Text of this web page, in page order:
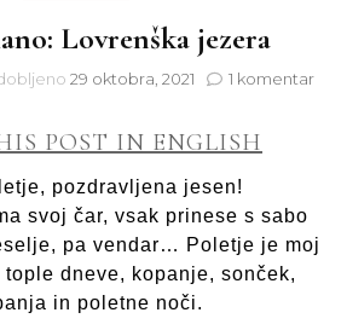
Lovrenška jezera
29 oktobra, 2021 1 komentarna
POST IN ENGLISH
pozdravljena jesen!
svoj čar, vsak prinese s sabo
pa vendar… Poletje je moj
tople dneve, kopanje, sonček,
in poletne noči.